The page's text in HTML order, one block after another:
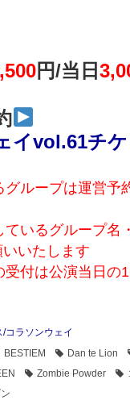
円/当日
イvol.61チ
グループは運営予
ているグループ名
いたします
付は公演当日の
コラソンウェイ
BESTIEM Dan te Lion
Zombie Powder